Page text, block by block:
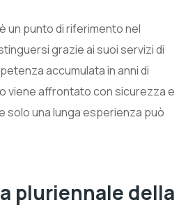
è un punto di riferimento nel
grazie ai suoi servizi di
accumulata in anni di
viene affrontato con sicurezza e
solo una lunga esperienza può
pluriennale della